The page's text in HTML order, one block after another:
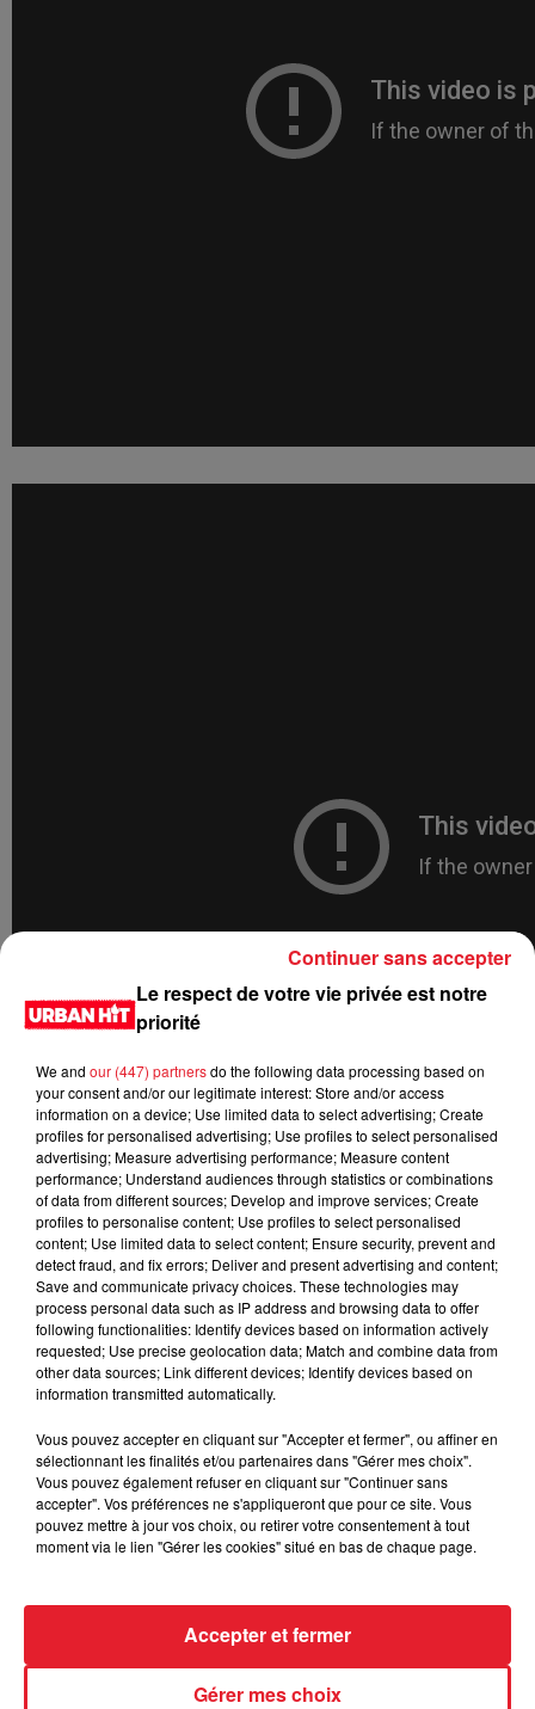
LES DERNIÈRES NEWS Voir plus
Jay-Z se bat contre la grand-mère
d'un homme prétendant être son fils
Cassie met fin à une ex-escorte
masculine dans sa bataille...
Des vitres tombent de la tour
entre...
Le respect de votre vie privée est notre
priorité
We and our (447) partnersdo the following data processing based on
your consent and/or our legitimate interest: Store and/or access
information on a device; Use limited data to select advertising; Create
profiles for personalised advertising; Use profiles to select personalised
advertising; Measure advertising performance; Measure content
performance; Understand audiences through statistics or combinations
of data from different sources; Develop and improve services; Create
profiles to personalise content; Use profiles to select personalised
content; Use limited data to select content; Ensure security, prevent and
detect fraud, and fix errors; Deliver and present advertising and content;
Save and communicate privacy choices. These technologies may
process personal data such as IP address and browsing data to offer
following functionalities: Identify devices based on information actively
requested; Use precise geolocation data; Match and combine data from
other data sources; Link different devices; Identify devices based on
information transmitted automatically.
Vous pouvez accepter en cliquant sur "Accepter et fermer", ou affiner en
sélectionnant les finalités et/ou partenaires dans "Gérer mes choix".
Vous pouvez également refuser en cliquant sur "Continuer sans
accepter". Vos préférences ne s'appliqueront que pour ce site. Vous
pouvez mettre à jour vos choix, ou retirer votre consentement à tout
moment via le lien "Gérer les cookies" situé en bas de chaque page.
Gérer mes choix
Accepter et fermer
Continuer sans accepter